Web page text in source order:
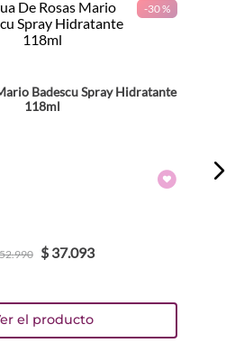
-30 %
Badescu Spray Hidratante
118ml
.990 $ 37.093